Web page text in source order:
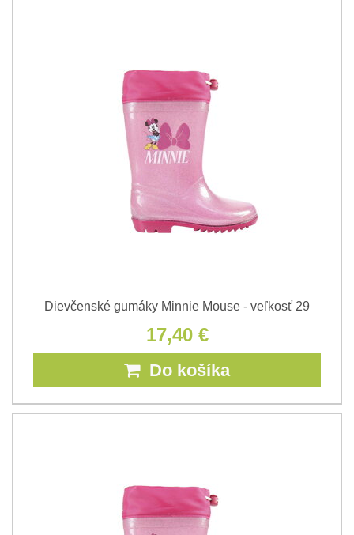
Dievčenské gumáky Minnie Mouse - veľkosť 29
17,40 €
Do košíka